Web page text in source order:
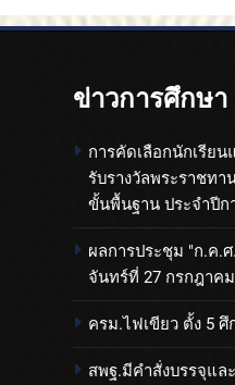
ข่าวการศึกษา
การคัดเลือกนักเรีย
รับรางวัลพระราชทา
ขั้นพื้นฐาน ประจำปีก
ผลการประชุม "ก.ค.
จันทร์ที่ 27 กรกฎาค
ครม.ไฟเขียว ตั้ง 5
สพฐ.มีคำสั่งบรรจุแล